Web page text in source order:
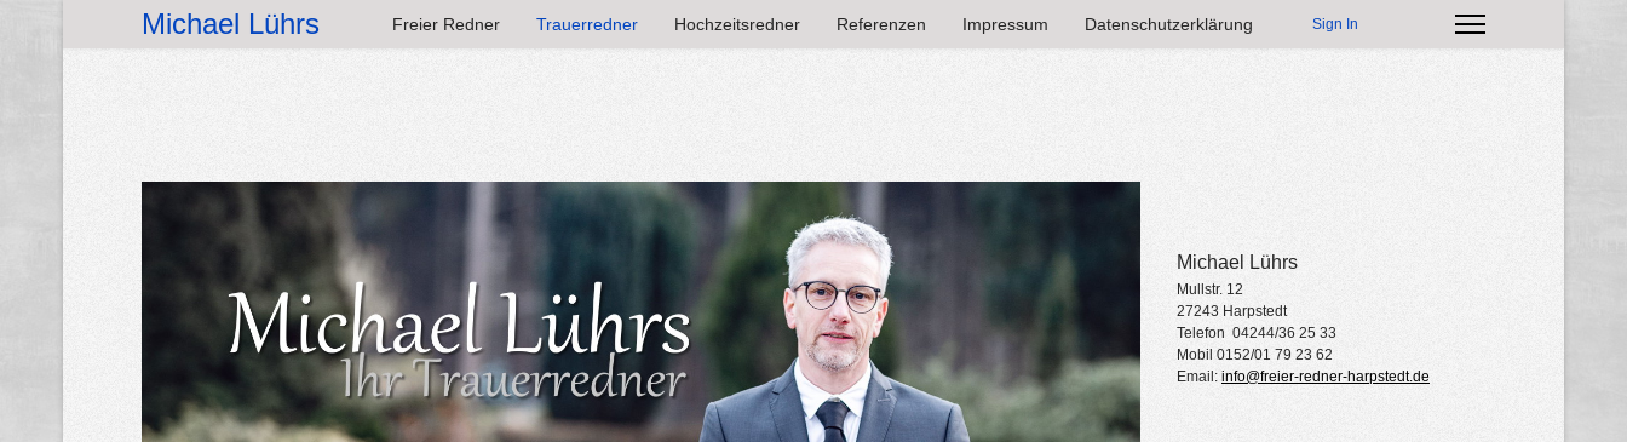
Michael Lührs Freier Redner Trauerredner Hochzeitsredner Referenzen Impressum Datenschutzerklärung Sign In
Michael Lührs
Mullstr. 12
27243 Harpstedt
Telefon 04244/36 25 33
Mobil 0152/01 79 23 62
Email: info@freier-redner-harpstedt.de